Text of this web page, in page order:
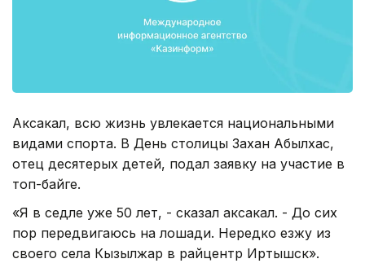
Аксакал, всю жизнь увлекается национальными
видами спорта. В День столицы Захан Абылхас,
отец десятерых детей, подал заявку на участие в
топ-байге.
«Я в седле уже 50 лет, - сказал аксакал. - До сих
пор передвигаюсь на лошади. Нередко езжу из
своего села Кызылжар в райцентр Иртышск».